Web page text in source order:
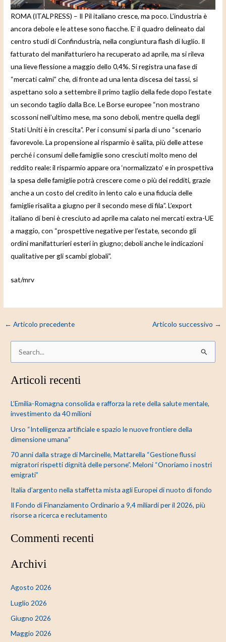
o
ROMA (ITALPRESS) – Il Pil italiano cresce, ma poco. L’industria è
ancora debole e le attese sono fiacche. E’ il quadro delineato dal
centro studi di Confindustria, nella congiuntura flash di luglio. Il
fatturato del manifatturiero ha recuperato ad aprile, ma si rileva
una lieve flessione a maggio dello 0,4%. Si registra una fase di
“mercati calmi” che, di fronte ad una lenta discesa dei tassi, si
aspettano solo a settembre il primo taglio della fede dopo l’estate
un secondo taglio dalla Bce. Le Borse europee “non mostrano
scossoni nell’ultimo mese, ma sono deboli, mentre quella degli
Stati Uniti è in crescita”. Per i consumi si parla di uno “scenario
favorevole. La propensione al risparmio è salita, più delle attese
perché i consumi delle famiglie sono cresciuti molto meno del
reddito reale: il risparmio appare ora ‘normalizzato’ e in prospettiva
la spesa delle famiglie potrà crescere come o più dei redditi, grazie
anche a un costo del credito in lento calo e una fiducia delle
famiglie risalita a giugno per il secondo mese di fila”. L’export
italiano di beni è cresciuto ad aprile ma calato nei mercati extra-UE
a maggio, con “prospettive negative per l’estate, secondo gli
ordini manifatturieri esteri in giugno; deboli anche le indicazioni
qualitative per gli scambi globali”.
sat/mrv
← Articolo precedente Articolo successivo →
r
a
Articoli recenti
L’Emilia-Romagna consolida e rafforza la rete della salute mentale,
investimento da 40 milioni
Urso “Intelligenza artificiale e spazio le nuove frontiere della
dimensione umana”
70 anni dalla strage di Marcinelle, Mattarella “Gestione flussi
migratori rispetti dignità delle persone”. Meloni “Onoriamo i nostri
emigrati”
Italia d’argento nella staffetta mista agli Europei di nuoto di fondo
Il Fondo di Finanziamento Ordinario a 9,4 miliardi per il 2026, più
risorse a ricerca e reclutamento
Commenti recenti
Archivi
Agosto 2026
Luglio 2026
Giugno 2026
Maggio 2026